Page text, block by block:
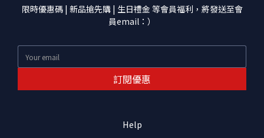
限時優惠碼 | 新品搶先購 | 生日禮金 等會員福利，將發送至會
員email：）
訂閱優惠
Help